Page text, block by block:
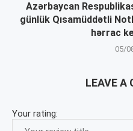
Azərbaycan
günlük Qısamüddətli
hərrac
05/
LEAVE A
Your rating: